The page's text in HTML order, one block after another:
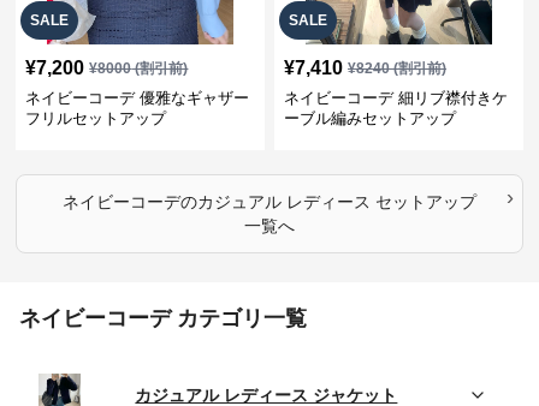
SALE
¥7,200 ¥8000(割引前)
ネイビーコーデ 優雅なギャザー
フリルセットアップ
SALE
¥7,410 ¥8240(割引前)
ネイビーコーデ 細リブ襟付きケ
ーブル編みセットアップ
ネイビーコーデのカジュアル レディース セットアップ
一覧へ
›
ネイビーコーデ カテゴリ一覧
カジュアル レディース ジャケット